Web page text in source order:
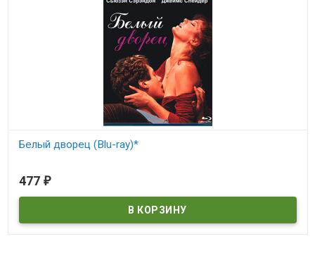
Белый дворец (Blu-ray)*
477 ₽